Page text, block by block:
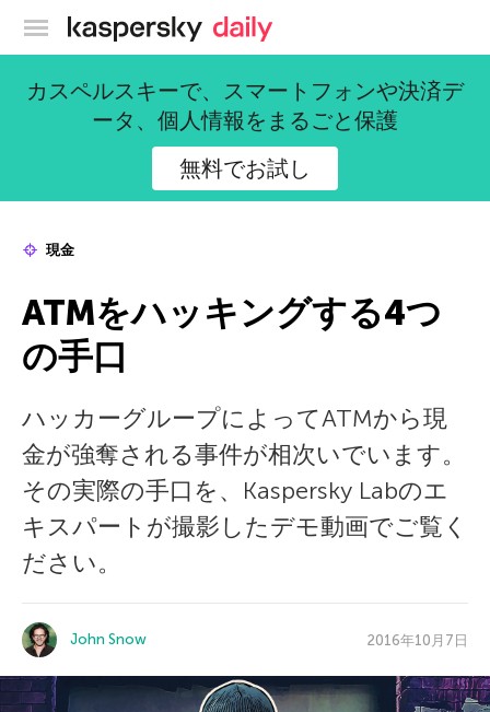
カスペルスキー公式ブログ
カスペルスキーで、スマートフォンや決済デ
ータ、個人情報をまるごと保護
無料でお試し
現金
ATMをハッキングする4つ
の手口
ハッカーグループによってATMから現
金が強奪される事件が相次いでいます。
その実際の手口を、Kaspersky Labのエ
キスパートが撮影したデモ動画でご覧く
ださい。
John Snow 2016年10月7日